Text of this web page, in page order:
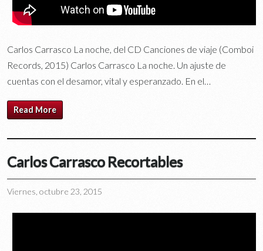
Carlos Carrasco La noche, del CD Canciones de viaje (Comboi
Records, 2015) Carlos Carrasco La noche. Un ajuste de
cuentas con el desamor, vital y esperanzado. En el…
Read More
Carlos Carrasco Recortables
Viernes, octubre 23, 2015